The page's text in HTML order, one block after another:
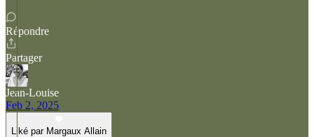
Répondre
Partager
Jean-Louise
Feb 2, 2025
Liké par Margaux Allain